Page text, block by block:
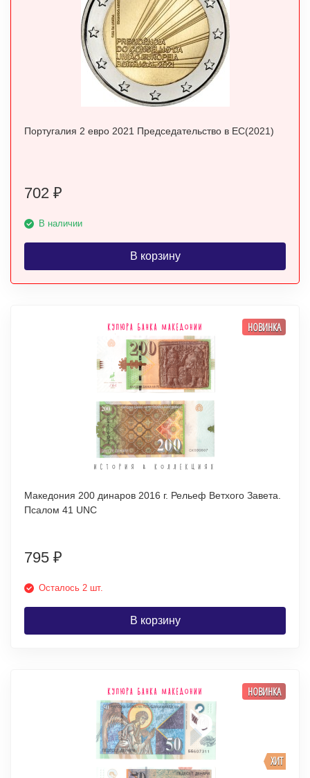
Португалия 2 евро 2021 Председательство в ЕС(2021)
702 ₽
В наличии
В корзину
НОВИНКА
Македония 200 динаров 2016 г. Рельеф Ветхого Завета.
Псалом 41 UNC
795 ₽
Осталось 2 шт.
В корзину
ХИТ
НОВИНКА